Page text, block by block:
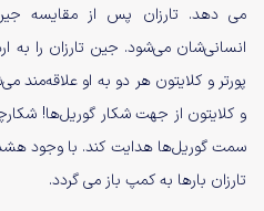
می دهد. تارزان پس از مقایسه
انسانی‌شان می‌شود. جین تارزان را به
پورتر و کلایتون هر دو به او
و کلایتون از جهت شکار گوریل‌ها!
سمت گوریل‌ها هدایت کند. با وجود
تارزان بارها به کمپ باز می گردد.